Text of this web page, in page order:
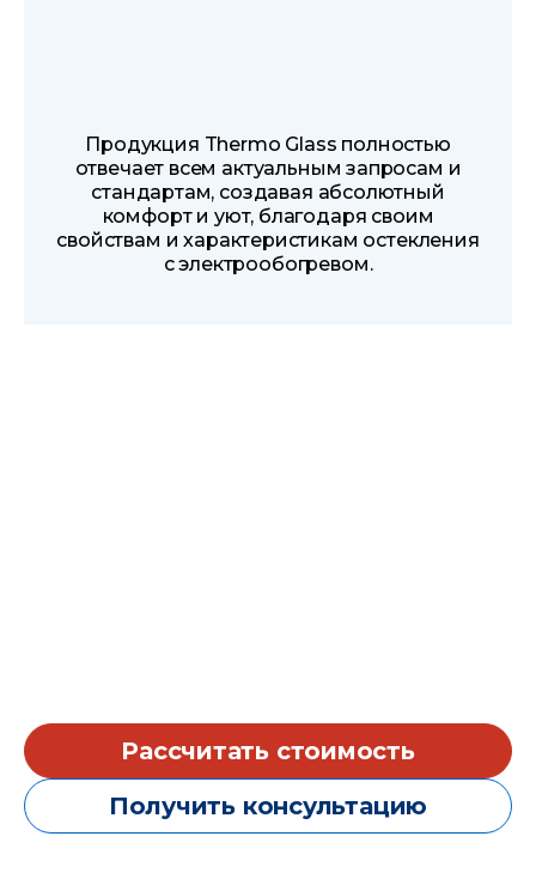
Продукция Thermo Glass полностью
отвечает всем актуальным запросам и
стандартам, создавая абсолютный
комфорт и уют, благодаря своим
свойствам и характеристикам остекления
с электрообогревом.
Рассчитать стоимость
Получить консультацию